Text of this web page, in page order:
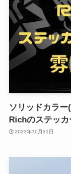
ソリッドカラ
Richのステッカ
2023年10月31日